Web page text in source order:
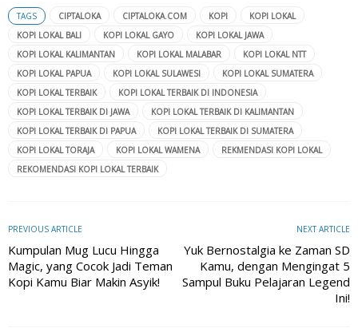
TAGS CIPTALOKA CIPTALOKA.COM KOPI
KOPI LOKAL
KOPI LOKAL BALI
KOPI LOKAL GAYO
KOPI LOKAL JAWA
KOPI LOKAL KALIMANTAN
KOPI LOKAL MALABAR
KOPI LOKAL NTT
KOPI LOKAL PAPUA
KOPI LOKAL SULAWESI
KOPI LOKAL SUMATERA
KOPI LOKAL TERBAIK
KOPI LOKAL TERBAIK DI INDONESIA
KOPI LOKAL TERBAIK DI JAWA
KOPI LOKAL TERBAIK DI KALIMANTAN
KOPI LOKAL TERBAIK DI PAPUA
KOPI LOKAL TERBAIK DI SUMATERA
KOPI LOKAL TORAJA
KOPI LOKAL WAMENA
REKMENDASI KOPI LOKAL
REKOMENDASI KOPI LOKAL TERBAIK
PREVIOUS ARTICLE
Kumpulan Mug Lucu Hingga
Magic, yang Cocok Jadi Teman
Kopi Kamu Biar Makin Asyik!
NEXT ARTICLE
Yuk Bernostalgia ke Zaman SD
Kamu, dengan Mengingat 5
Sampul Buku Pelajaran Legend
Ini!